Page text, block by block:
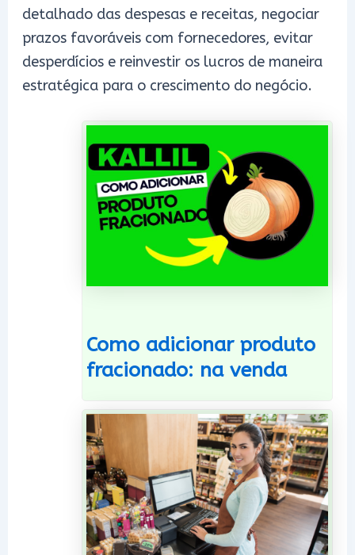
detalhado das despesas e receitas, negociar
prazos favoráveis com fornecedores, evitar
desperdícios e reinvestir os lucros de maneira
estratégica para o crescimento do negócio.
Como adicionar produto
fracionado: na venda